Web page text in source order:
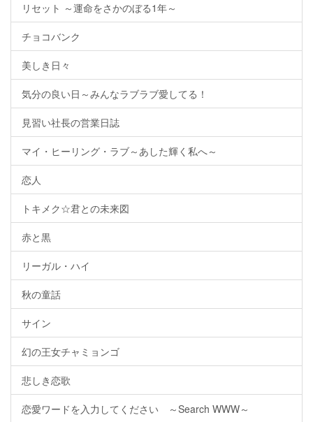
リセット ～運命をさかのぼる1年～
チョコバンク
美しき日々
気分の良い日～みんなラブラブ愛してる！
見習い社長の営業日誌
マイ・ヒーリング・ラブ～あした輝く私へ～
恋人
トキメク☆君との未来図
赤と黒
リーガル・ハイ
秋の童話
サイン
幻の王女チャミョンゴ
悲しき恋歌
恋愛ワードを入力してください ～Search WWW～